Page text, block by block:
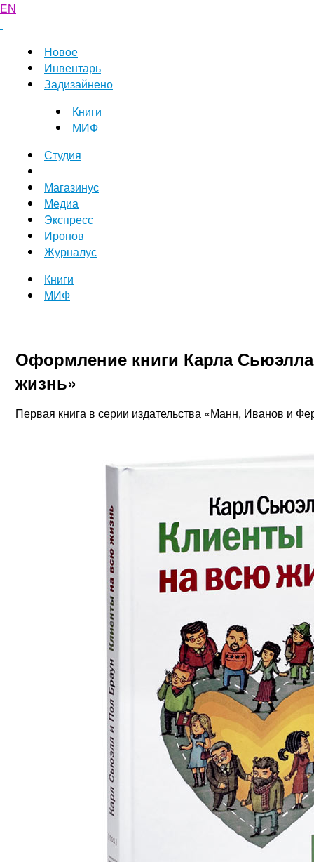
EN
Новое
Инвентарь
Задизайнено
Книги
МИФ
Студия
Магазинус
Медиа
Экспресс
Иронов
Журналус
Книги
МИФ
Оформление книги Карла
жизнь»
Первая книга в серии издательства «Манн, Иванов и